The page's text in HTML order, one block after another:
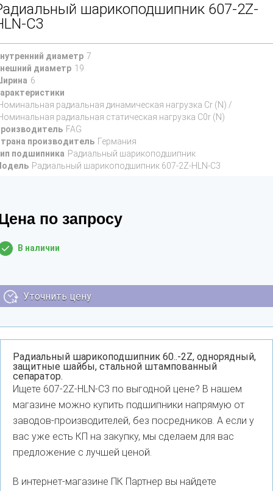
шарикоподшипник 607-2Z-
C3
диаметр 7
диаметр 19
6
радиальная динамическая нагрузка Cr (N) /
радиальная статическая нагрузка C0r (N)
FAG
производитель Германия
подшипника Радиальный шарикоподшипник
Радиальный шарикоподшипник 607-2Z-HLN-C3
по запросу
В наличии
Уточнить цену
Радиальный шарикоподшипник 60..-2Z, однорядный,
защитные шайбы, стальной штампованный
сепаратор.
Ищете 607-2Z-HLN-C3 по выгодной цене? В нашем
магазине можно купить подшипники напрямую от
заводов-производителей, без посредников. А если у
вас уже есть КП на закупку, мы сделаем для вас
предложение с лучшей ценой.
В интернет-магазине ПК Партнер вы найдете